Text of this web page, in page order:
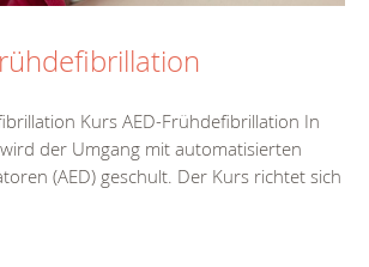
Kurs AED-Frühdefibrillation In
der Umgang mit automatisierten
(AED) geschult. Der Kurs richtet sich